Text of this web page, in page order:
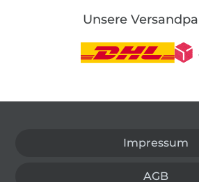
Unsere
Impressum
AGB